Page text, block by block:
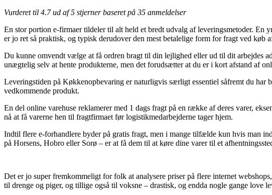
Vurderet til 4.7ud af 5 stjerner baseret på 35 anmeldelser
En stor portion e-firmaer tildeler til alt held et bredt udvalg af leveringsmetoder. En
er jo ret så praktisk, og typisk derudover den mest betalelige form for fragt ved køb
Du kunne omvendt vælge at få ordren bragt til din lejlighed eller ud til dit arbejdes
unægtelig selv at hente produkterne, men det forudsætter at du er i kort afstand af
Leveringstiden på Køkkenopbevaring er naturligvis særligt essentiel såfremt du har
vedkommende produkt.
En del online varehuse reklamerer med 1 dags fragt på en række af deres varer,
nå at få varerne hen til fragtfirmaet før logistikmedarbejderne tager hjem.
Indtil flere e-forhandlere byder på gratis fragt, men i mange tilfælde kun hvis man
på Horsens, Hobro eller Sorø – er at få dem til at køre dine varer til et
Det er jo super fremkommeligt for folk at analysere priser på flere internet
til drenge og piger, og tillige også til voksne – drastisk, og endda nogle gange love